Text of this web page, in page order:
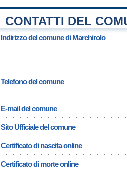
CONTATTI DEL
Indirizzo del comune di Marchirolo
Telefono del comune
E-mail del comune
Sito Ufficiale del comune
Certificato di nascita online
Certificato di morte online